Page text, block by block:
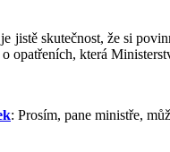
jistě skutečnost, že si
opatřeních, která
: Prosím, pane ministře,